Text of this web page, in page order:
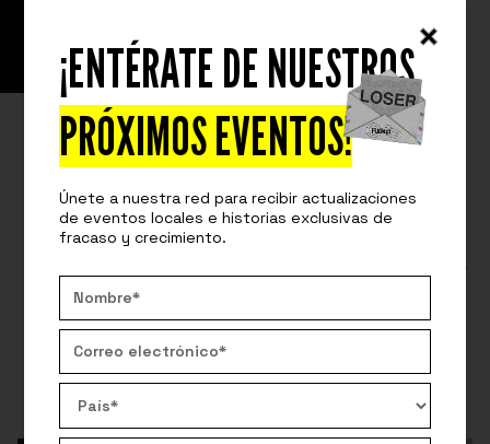
¡ENTÉRATE DE NUESTROS
PRÓXIMOS EVENTOS!
Únete a nuestra red para recibir actualizaciones
de eventos locales e historias exclusivas de
fracaso y crecimiento.
READ SPEAKERS STORIES
LIDERANDO LA INDUSTRIA DEL
COWORKING Y REAL ESTATE
CORPORATIVO EN 2020 🦠
Karen Scarpetta nos comparte sus aprendizajes en la
toma de decisiones en tiempos de crisis y cómo
reenfocar el liderazgo en las personas
By: Fuckup Nights
April 23, 2025